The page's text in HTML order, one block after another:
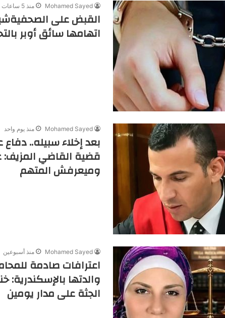
Mohamed Sayed منذ 5 ساعات
القبض على
اتهامها سائق أوبر
Mohamed Sayed منذ يوم واحد
بعد إخلاء سبيله..
قضية القاضي
وميعرفش المتهم
Mohamed Sayed منذ أسبوعين
اعترافات صادمة
والدتها
الجثة على مدار يومين